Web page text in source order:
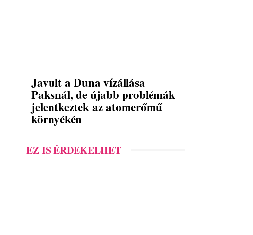
Javult a Duna vízállása
Paksnál, de újabb problémák
jelentkeztek az atomerőmű
környékén
EZ IS ÉRDEKELHET